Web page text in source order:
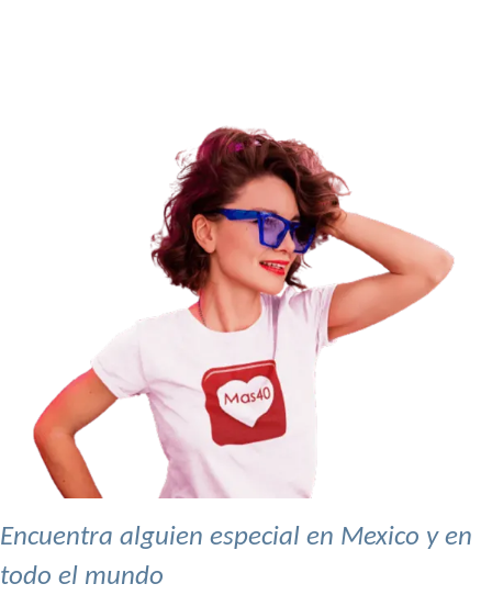
Encuentra alguien especial en Mexico y en
todo el mundo